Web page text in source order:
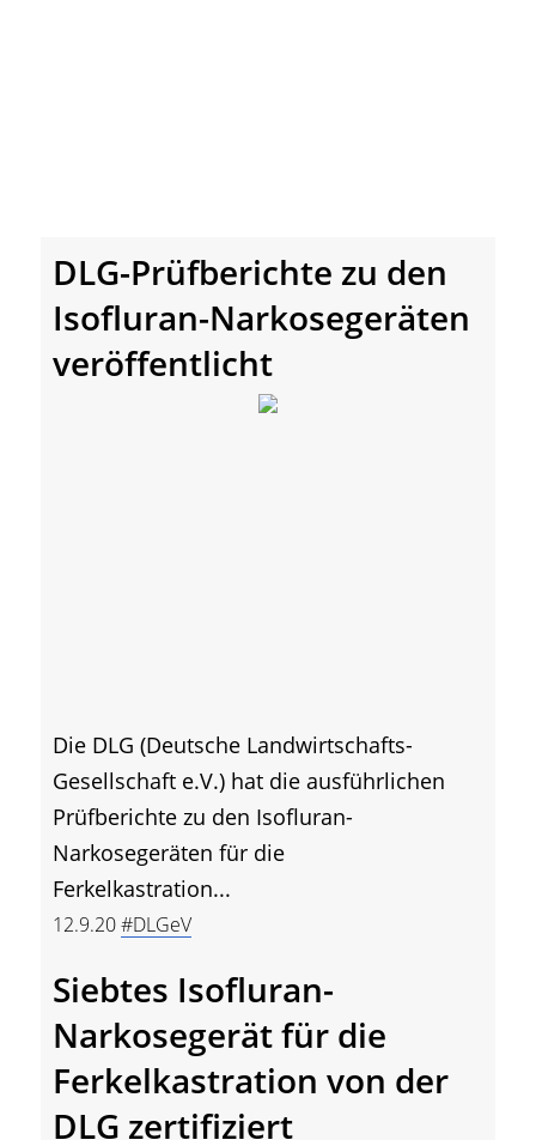
DLG-Prüfberichte zu den
Isofluran-Narkosegeräten
veröffentlicht
Die DLG (Deutsche Landwirtschafts-
Gesellschaft e.V.) hat die ausführlichen
Prüfberichte zu den Isofluran-
Narkosegeräten für die
Ferkelkastration...
12.9.20#DLGeV
Siebtes Isofluran-
Narkosegerät für die
Ferkelkastration von der
DLG zertifiziert